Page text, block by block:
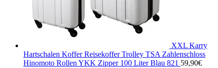
XXL Karry
Hartschalen Koffer Reisekoffer Trolley TSA Zahlenschloss
Hinomoto Rollen YKK Zipper 100 Liter Blau 821 59,90€